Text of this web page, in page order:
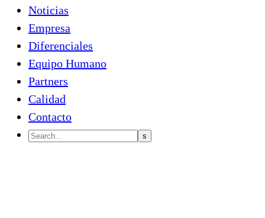
Noticias
Empresa
Diferenciales
Equipo Humano
Partners
Calidad
Contacto